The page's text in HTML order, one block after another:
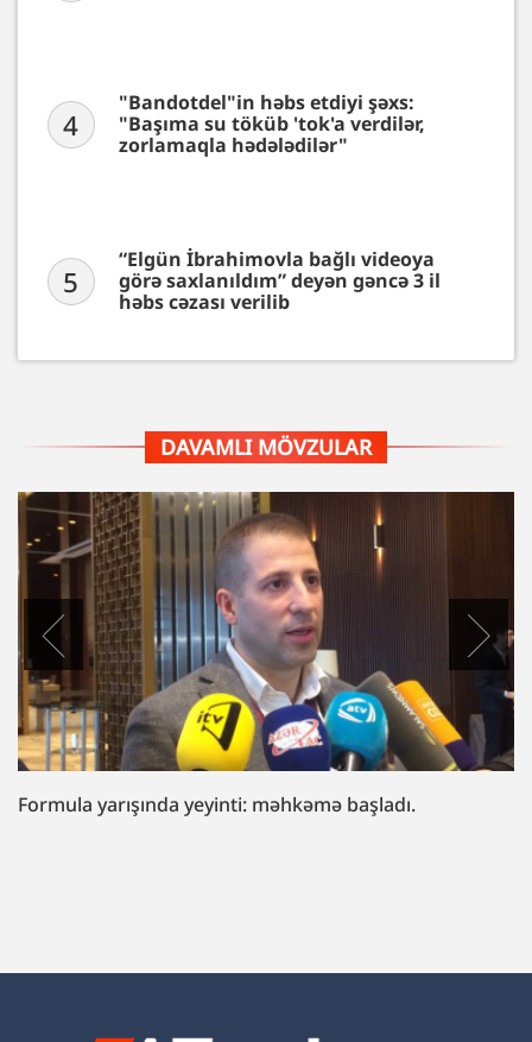
4
"Bandotdel"in həbs etdiyi şəxs:
"Başıma su töküb 'tok'a verdilər,
zorlamaqla hədələdilər"
5
“Elgün İbrahimovla bağlı videoya
görə saxlanıldım” deyən gəncə 3 il
həbs cəzası verilib
DAVAMLI MÖVZULAR
“Fazil Mustafaya sui-qəsd işi”ndə müttəhim: